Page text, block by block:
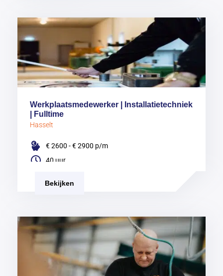
Werkplaatsmedewerker | Installatietechniek
| Fulltime
Hasselt
€ 2600 - € 2900 p/m
40 uur
Bekijken